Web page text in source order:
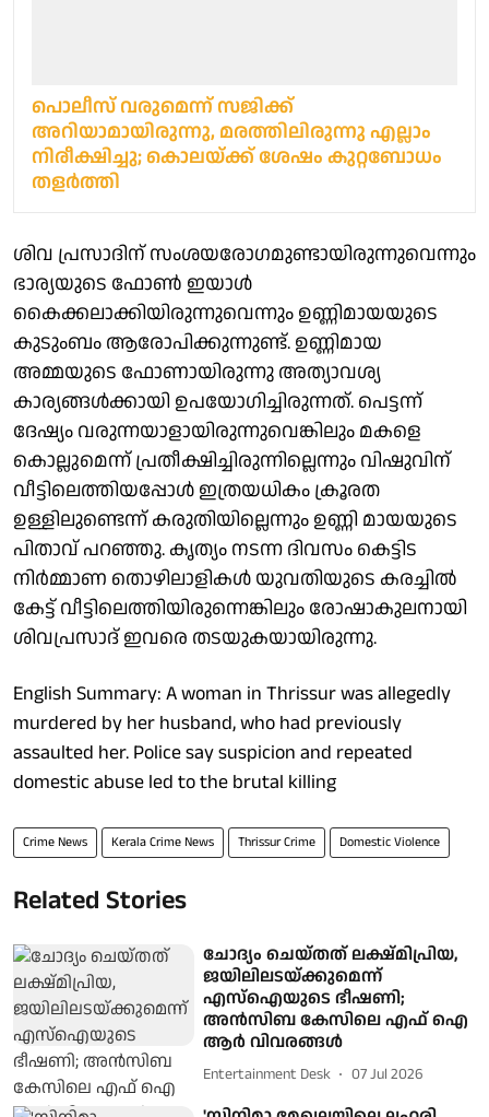
പൊലീസ് വരുമെന്ന് സജിക്ക്
അറിയാമായിരുന്നു, മരത്തിലിരുന്നു എല്ലാം
നിരീക്ഷിച്ചു; കൊലയ്ക്ക് ശേഷം കുറ്റബോധം
തളര്‍ത്തി
ശിവ പ്രസാദിന് സംശയരോഗമുണ്ടായിരുന്നുവെന്നും
ഭാര്യയുടെ ഫോണ്‍ ഇയാള്‍
കൈക്കലാക്കിയിരുന്നുവെന്നും ഉണ്ണിമായയുടെ
കുടുംബം ആരോപിക്കുന്നുണ്ട്. ഉണ്ണിമായ
അമ്മയുടെ ഫോണായിരുന്നു അത്യാവശ്യ
കാര്യങ്ങള്‍ക്കായി ഉപയോഗിച്ചിരുന്നത്. പെട്ടന്ന്
ദേഷ്യം വരുന്നയാളായിരുന്നുവെങ്കിലും മകളെ
കൊല്ലുമെന്ന് പ്രതീക്ഷിച്ചിരുന്നില്ലെന്നും വിഷുവിന്
വീട്ടിലെത്തിയപ്പോള്‍ ഇത്രയധികം ക്രൂരത
ഉള്ളിലുണ്ടെന്ന് കരുതിയില്ലെന്നും ഉണ്ണി മായയുടെ
പിതാവ് പറഞ്ഞു. കൃത്യം നടന്ന ദിവസം കെട്ടിട
നിര്‍മ്മാണ തൊഴിലാളികള്‍ യുവതിയുടെ കരച്ചില്‍
കേട്ട് വീട്ടിലെത്തിയിരുന്നെങ്കിലും രോഷാകുലനായി
ശിവപ്രസാദ് ഇവരെ തടയുകയായിരുന്നു.
English Summary: A woman in Thrissur was allegedly
murdered by her husband, who had previously
assaulted her. Police say suspicion and repeated
domestic abuse led to the brutal killing
Crime News Kerala Crime News Thrissur Crime Domestic Violence
Related Stories
ചോദ്യം ചെയ്തത് ലക്ഷ്മിപ്രിയ,
ജയിലിലടയ്ക്കുമെന്ന്
എസ്ഐയുടെ ഭീഷണി;
അൻസിബ കേസിലെ എഫ് ഐ
ആർ വിവരങ്ങൾ
Entertainment Desk 07 Jul 2026